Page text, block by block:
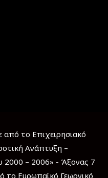
το Επιχειρησιακό
Ανάπτυξη –
2000 – 2006» - Άξονας 7
το Ευρωπαϊκό Γεωργικό